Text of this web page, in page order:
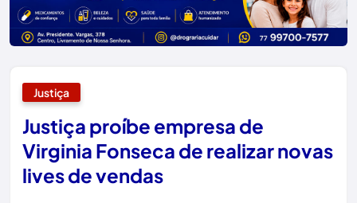
Justiça
Justiça proíbe empresa de
Virginia Fonseca de realizar novas
lives de vendas